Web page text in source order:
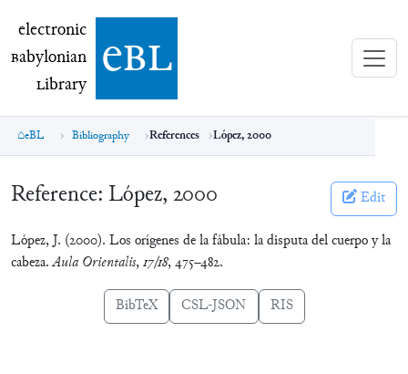
electronic Babylonian Library (eBL)
electronic
Babylonian
Library ebl
eBL Bibliography References López, 2000
Reference: López, 2000 Edit
López, J. (2000). Los orígenes de la fábula: la disputa del cuerpo y la
cabeza.Aula Orientalis,17/18, 475–482.
BibTeX CSL-JSON RIS